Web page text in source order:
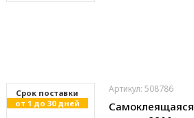
Cрок поставки
от 1 до 30 дней
Артикул: 508786
Самоклеящаяся